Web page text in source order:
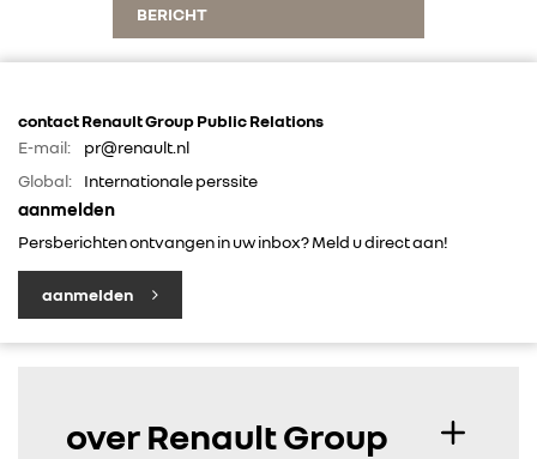
ALLIANCE
FOTO’S & VIDEO’S
BERICHT
contact Renault Group Public Relations
E-mail:
pr@renault.nl
Global:
Internationale perssite
aanmelden
Persberichten ontvangen in uw inbox? Meld u direct aan!
aanmelden
over Renault Group